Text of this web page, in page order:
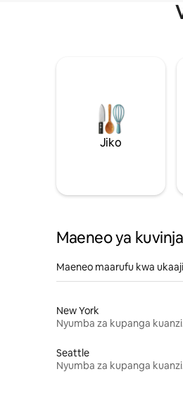
Jiko
Maeneo ya
Maeneo maarufu kwa
New York
Seattle